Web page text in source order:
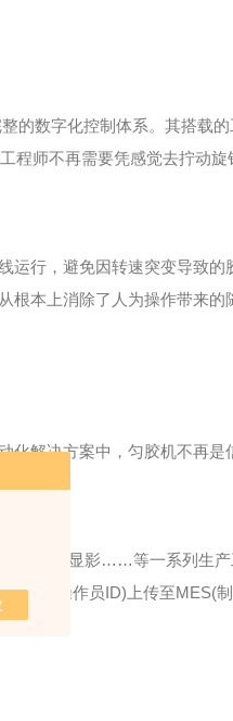
数字化控制体系。其搭载的
程师不再需要凭感觉去拧动
行，避免因转速突变导致的
本上消除了人为操作带来的
解决方案中，匀胶机不再是
胶、显影……等一系列生产
戳、操作员ID)上传至MES(制